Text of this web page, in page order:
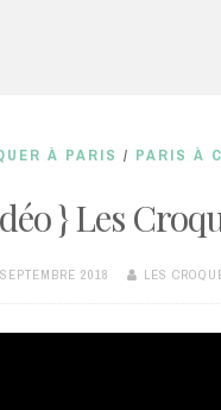
À PARIS / PARIS À
} Les
2018 LES